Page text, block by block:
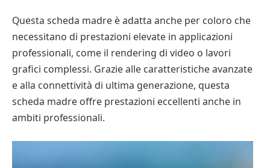
Questa scheda madre è adatta anche per coloro che
necessitano di prestazioni elevate in applicazioni
professionali, come il rendering di video o lavori
grafici complessi. Grazie alle caratteristiche avanzate
e alla connettività di ultima generazione, questa
scheda madre offre prestazioni eccellenti anche in
ambiti professionali.